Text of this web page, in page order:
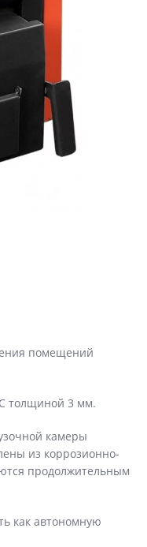
помещений
толщиной 3 мм.
камеры
из коррозионно-
продолжительным
как автономную